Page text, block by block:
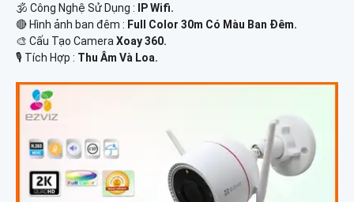
🕉️ Công Nghệ Sử Dụng :
IP Wifi.
🔴 Hình ảnh ban đêm : Full Color 30m Có Màu Ban Ðêm.
🎨 Cấu Tạo Camera Xoay 360.
️🎙 Tích Hợp : Thu Âm Và Loa.